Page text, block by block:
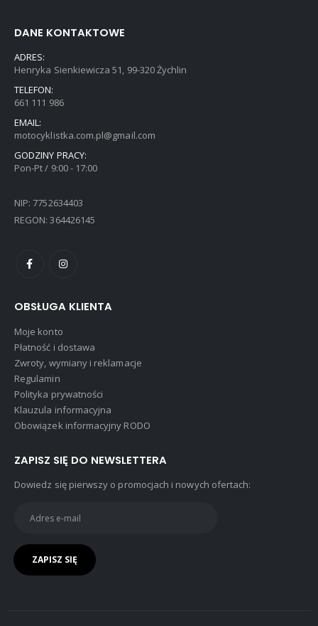
DANE KONTAKTOWE
ADRES:
Henryka Sienkiewicza 51, 99-320 Żychlin
TELEFON:
661 111 986
EMAIL:
motocyklistka.com.pl@gmail.com
GODZINY PRACY:
Pon-Pt / 9:00 - 17:00
NIP: 7752634403
REGON: 364426145
OBSŁUGA KLIENTA
Moje konto
Płatność i dostawa
Zwroty, wymiany i reklamacje
Regulamin
Polityka prywatności
Klauzula informacyjna
Obowiązek informacyjny RODO
ZAPISZ SIĘ DO NEWSLETTERA
Dowiedz się pierwszy o promocjach i nowych ofertach: